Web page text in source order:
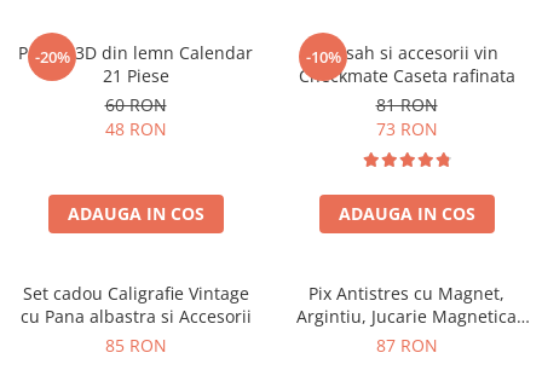
-20%
Puzzle 3D din lemn Calendar
21 Piese
60 RON
48 RON
ADAUGA IN COS
-10%
Set sah si accesorii vin
Checkmate Caseta rafinata
81 RON
73 RON
ADAUGA IN COS
Set cadou Caligrafie Vintage
cu Pana albastra si Accesorii
85 RON
Pix Antistres cu Magnet,
Argintiu, Jucarie Magnetica
pentru Birou
87 RON